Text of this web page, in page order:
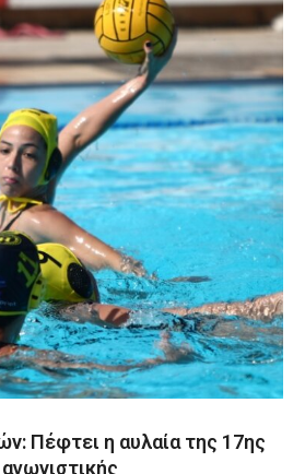
Πέφτει η αυλαία της 17ης
αγωνιστικής